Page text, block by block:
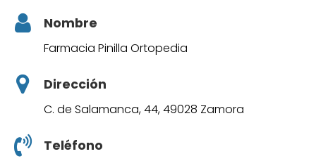
Nombre
Farmacia Pinilla Ortopedia
Dirección
C. de Salamanca, 44, 49028 Zamora
Teléfono